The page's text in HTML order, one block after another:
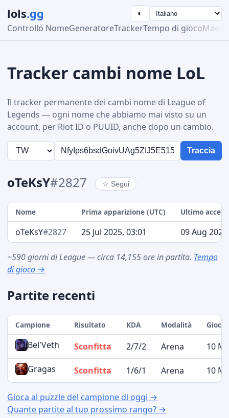
lols.gg
Controllo NomeGeneratoreTrackerTempo di gioco
◐
Tracker cambi nome LoL
Il tracker permanente dei cambi nome di League of
Legends — ogni nome che abbiamo mai visto su un
account, per Riot ID o PUUID, anche dopo un cambio.
Traccia
oTeKsY#2827 ☆ Segui
Nome Prima apparizione (UTC) Ultimo
oTeKsY#2827 25 Jul 2025, 03:01 09 Aug
~590 giorni di League — circa 14,155 ore in partita. Tempo
di gioco →
Partite recenti
Campione Risultato KDA Modalità
Bel'Veth Sconfitta 2/7/2 Arena
10
Gragas
Sconfitta 1/6/1 Arena 10
Gioca al puzzle del campione di oggi →
Quante partite al tuo prossimo rango? →